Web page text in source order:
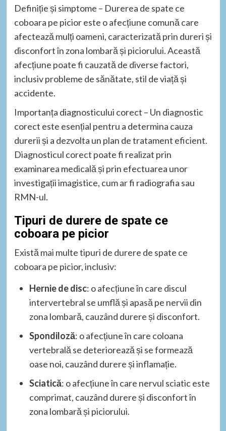
Definiție și simptome – Durerea de spate ce
coboara pe picior este o afecțiune comună care
afectează mulți oameni, caracterizată prin dureri și
disconfort în zona lombară și piciorului. Această
afecțiune poate fi cauzată de diverse factori,
inclusiv probleme de sănătate, stil de viață și
accidente.
Importanța diagnosticului corect – Un diagnostic
corect este esențial pentru a determina cauza
durerii și a dezvolta un plan de tratament eficient.
Diagnosticul corect poate fi realizat prin
examinarea medicală și prin efectuarea unor
investigații imagistice, cum ar fi radiografia sau
RMN-ul.
Tipuri de durere de spate ce
coboara pe picior
Există mai multe tipuri de durere de spate ce
coboara pe picior, inclusiv:
Hernie de disc: o afecțiune în care discul
intervertebral se umflă și apasă pe nervii din
zona lombară, cauzând durere și disconfort.
Spondiloză: o afecțiune în care coloana
vertebrală se deteriorează și se formează
oase noi, cauzând durere și inflamație.
Sciatică: o afecțiune în care nervul sciatic este
comprimat, cauzând durere și disconfort în
zona lombară și piciorului.